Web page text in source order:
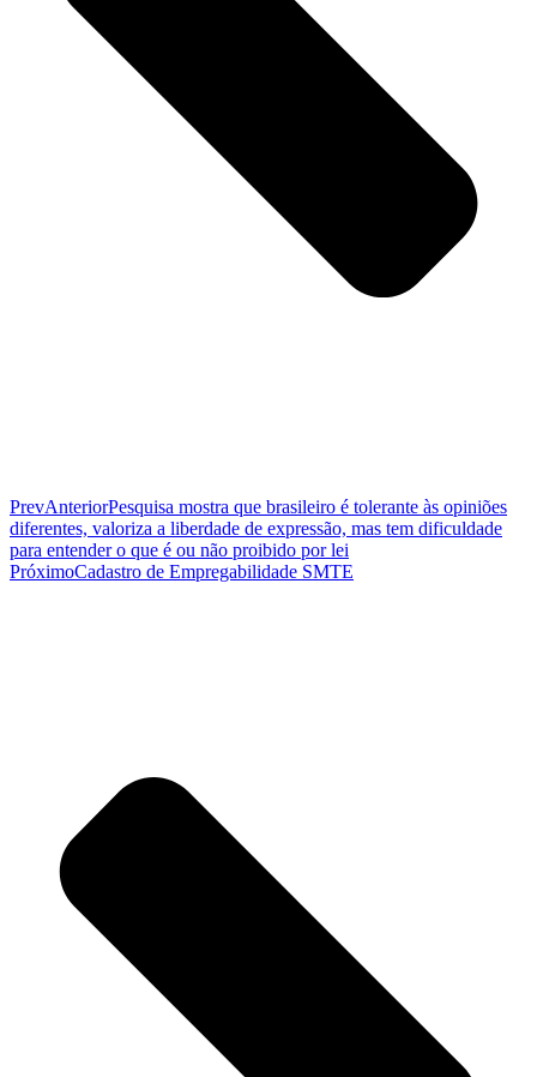
PrevAnteriorPesquisa mostra que brasileiro é tolerante às opiniões
diferentes, valoriza a liberdade de expressão, mas tem dificuldade
para entender o que é ou não proibido por lei
PróximoCadastro de Empregabilidade SMTE